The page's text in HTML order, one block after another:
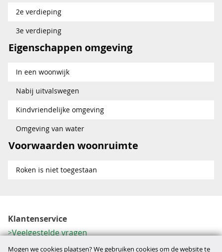
2e verdieping
3e verdieping
Eigenschappen omgeving
In een woonwijk
Nabij uitvalswegen
Kindvriendelijke omgeving
Omgeving van water
Voorwaarden woonruimte
Roken is niet toegestaan
Klantenservice
Veelgestelde vragen
Contactformulier
Mogen we cookies plaatsen? We gebruiken cookies om de website te